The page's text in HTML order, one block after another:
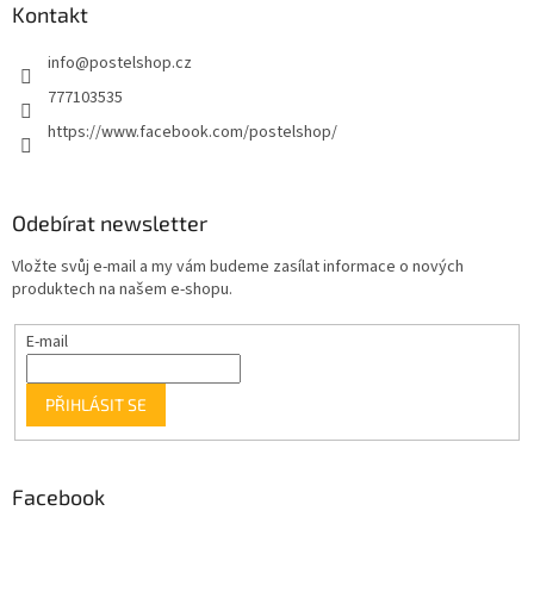
Kontakt
info@postelshop.cz
777103535
https://www.facebook.com/postelshop/
Odebírat newsletter
Vložte svůj e-mail a my vám budeme zasílat informace o nových
produktech na našem e-shopu.
E-mail
PŘIHLÁSIT SE
Facebook